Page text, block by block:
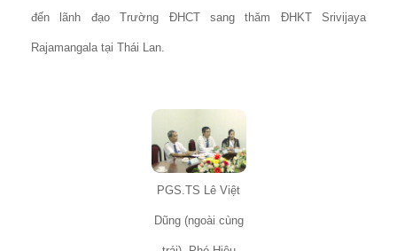
đến lãnh đạo Trường ĐHCT sang thăm ĐHKT Srivijaya
Rajamangala tại Thái Lan.
PGS.TS Lê Việt
Dũng (ngoài cùng